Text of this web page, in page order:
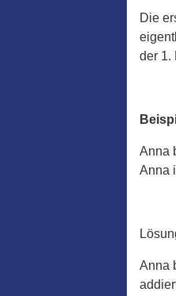
Die
der 1.
Anna
Anna
Anna